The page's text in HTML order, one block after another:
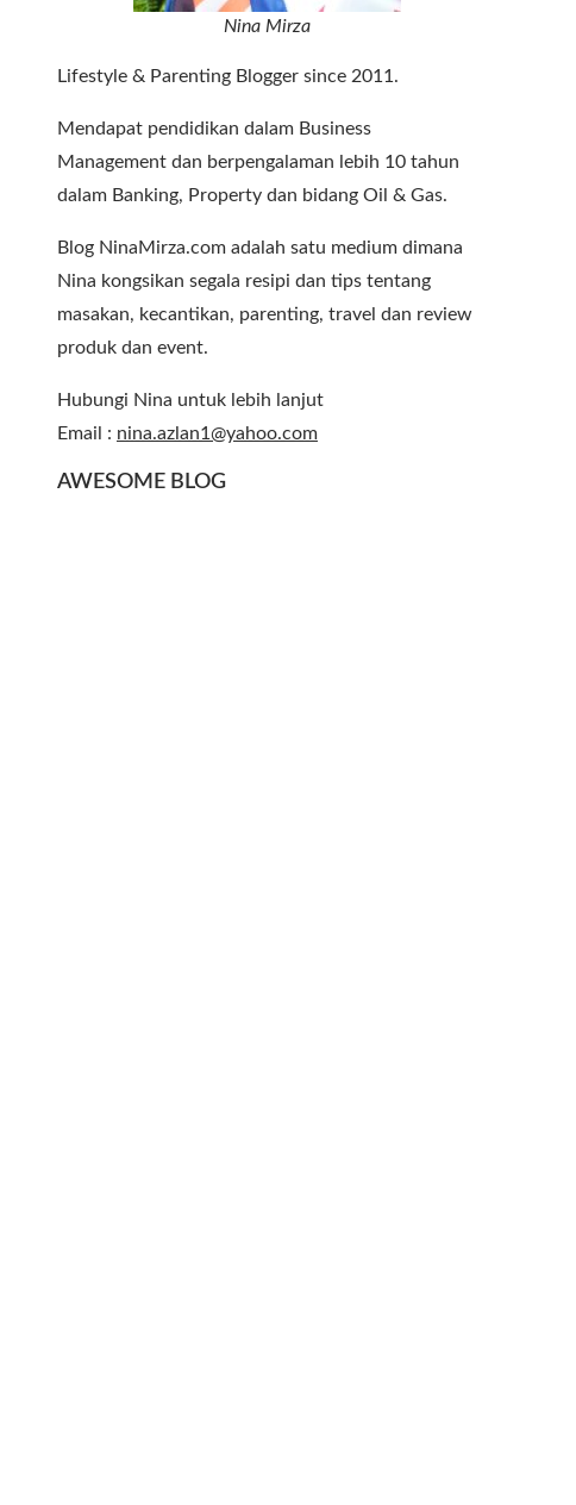
Nina Mirza
Lifestyle & Parenting Blogger since 2011.
Mendapat pendidikan dalam Business
Management dan berpengalaman lebih 10 tahun
dalam Banking, Property dan bidang Oil & Gas.
Blog NinaMirza.com adalah satu medium dimana
Nina kongsikan segala resipi dan tips tentang
masakan, kecantikan, parenting, travel dan review
produk dan event.
Hubungi Nina untuk lebih lanjut
Email : nina.azlan1@yahoo.com
AWESOME BLOG